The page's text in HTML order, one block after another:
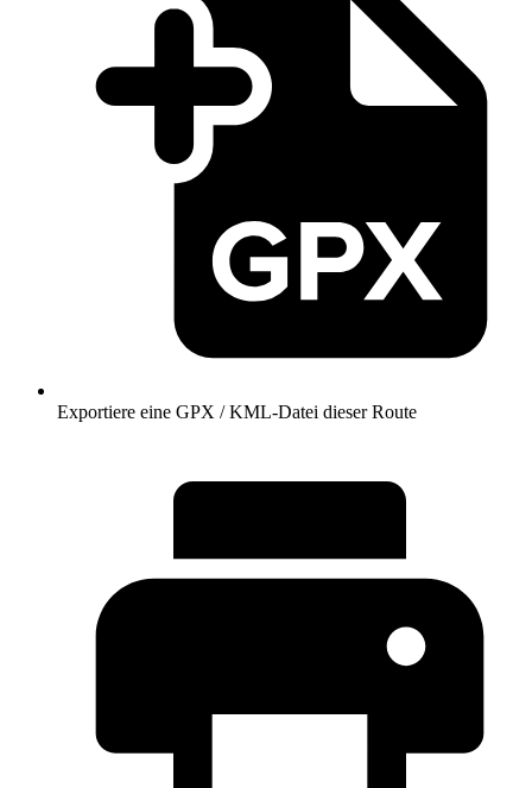
Exportiere eine GPX / KML-Datei dieser Route